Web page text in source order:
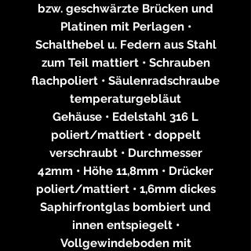
bzw. geschwärzte Brücken und
Platinen mit Perlagen •
Schalthebel u. Federn aus Stahl
zum Teil mattiert • Schrauben
flachpoliert • Säulenradschraube
temperaturgebläut
Gehäuse • Edelstahl 316 L
poliert/mattiert • doppelt
verschraubt • Durchmesser
42mm • Höhe 11,8mm • Drücker
poliert/mattiert • 1,6mm dickes
Saphirfrontglas bombiert und
innen entspiegelt •
Vollgewindeboden mit